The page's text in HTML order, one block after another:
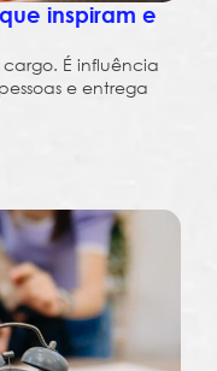
inspiram e
É influência
e entrega